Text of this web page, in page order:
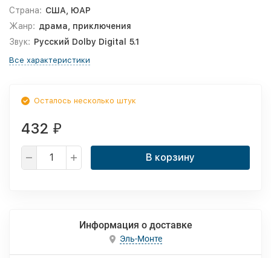
Страна: США, ЮАР
Жанр: драма, приключения
Звук: Русский Dolby Digital 5.1
Все характеристики
Осталось несколько штук
432 ₽
В корзину
Информация о доставке
Эль-Монте